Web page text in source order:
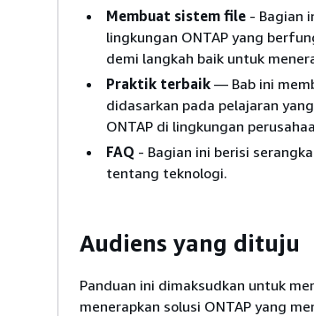
Membuat sistem file - Bagian
lingkungan ONTAP yang
demi langkah baik untuk
Praktik terbaik — Bab ini
didasarkan pada pelajaran
ONTAP di lingkungan
FAQ - Bagian ini berisi
tentang teknologi.
Audiens yang dituju
Panduan ini dimaksudkan untuk
menerapkan solusi ONTAP yang